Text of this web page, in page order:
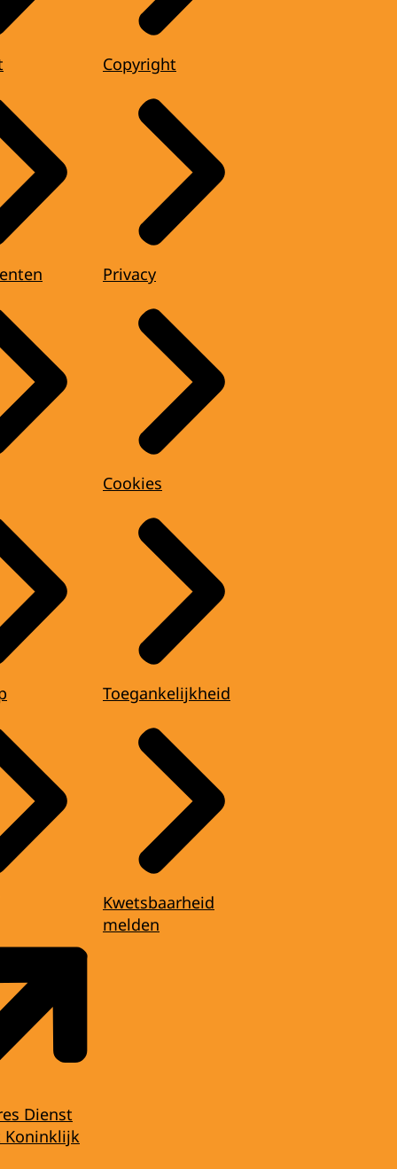
Dienst
Koninklijk
Copyright
Privacy
Cookies
Toegankelijkheid
Kwetsbaarheid
melden